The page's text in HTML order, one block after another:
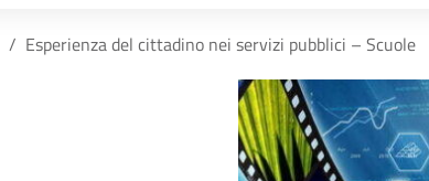
Esperienza del cittadino nei servizi pubblici – Scuole